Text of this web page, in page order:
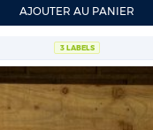
3 LABELS
AJOUTER AU PANIER